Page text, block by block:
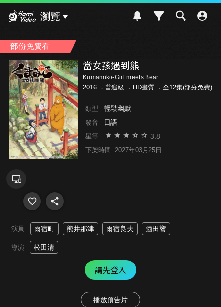
瀏覽
部份免費看
當女孩遇到熊
Kumamiko-Girl meets Bear
2016 ． 普遍級 ．HD畫質 ．全12集(部分免費)
類型 輕鬆幽默
發音 日語
星等 3.8
下架時間 2027年03月25日
演員 雨宿町 熊井那津 雨宿良夫 酒田響
導演 松田清
請先登入
播放預告片